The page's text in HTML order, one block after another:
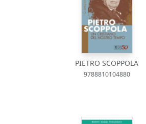
PIETRO SCOPPOLA
9788810104880